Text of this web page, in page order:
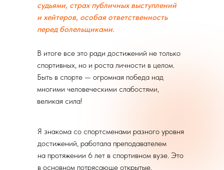
судьями, страх публичных выступлений
и хейтеров, особая ответственность
перед болельщиками.
В итоге все это ради достижений не только
спортивных, но и роста личности в целом.
Быть в спорте — огромная победа над
многими человеческими слабостями,
великая сила!
Я знакома со спортсменами разного уровня
достижений, работала преподавателем
на протяжении 6 лет в спортивном вузе. Это
в основном потрясающе открытые,